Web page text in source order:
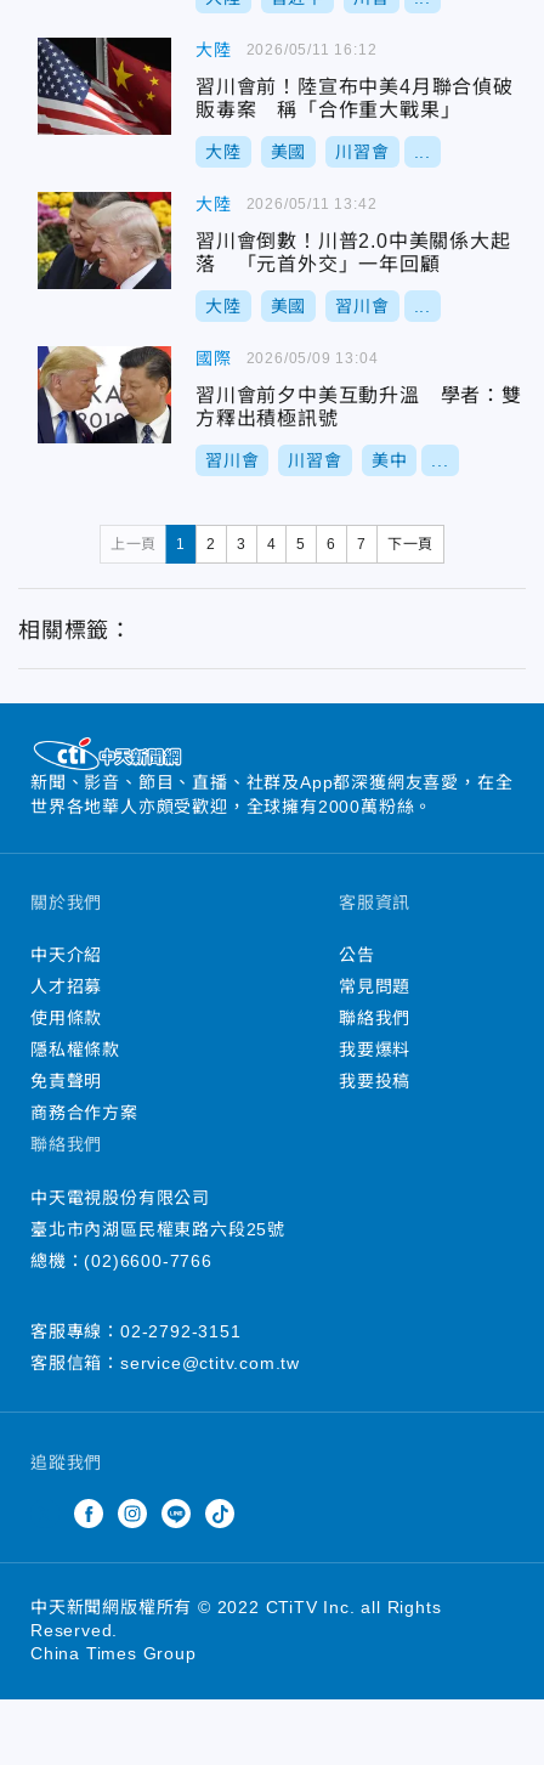
大陸
習川會前！陸宣布中美4月聯合偵破
販毒案 稱「合作重大戰果」
大陸 美國 川習會
2026/05/11 16:12
大陸
習川會倒數！川普2.0中美關係大起
落 「元首外交」一年回顧
大陸 美國 習川會
2026/05/11 13:42
國際
習川會前夕中美互動升溫 學者：雙
方釋出積極訊號
習川會 川習會 美中
2026/05/09 13:04
上一頁 1 2 3 4 5 6 7 下一頁
相關標籤：
新聞、影音、節目、直播、社群及App都深獲網友喜愛，在全
世界各地華人亦頗受歡迎，全球擁有2000萬粉絲。
追蹤我們
關於我們
中天介紹
人才招募
使用條款
隱私權條款
免責聲明
商務合作方案
客服資訊
公告
常見問題
聯絡我們
我要爆料
我要投稿
聯絡我們
中天電視股份有限公司
臺北市內湖區民權東路六段25號
總機：(02)6600-7766
客服專線： 02-2792-3151
客服信箱： service@ctitv.com.tw
中天新聞網版權所有 © 2022 CTiTV Inc. all Rights
Reserved.
China Times Group